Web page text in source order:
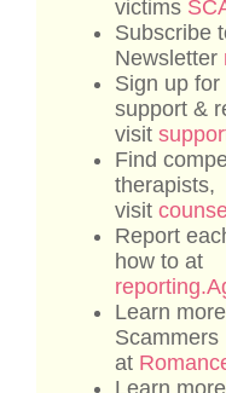
victims
Subscribe
Newsletter
Sign up for
support &
visit
Find
therapists,
visit
Report
how to at
Learn
Scammers
at